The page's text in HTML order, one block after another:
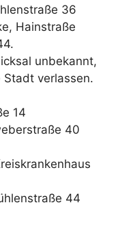
36
Hainstraße
unbekannt,
verlassen.
14
40
44